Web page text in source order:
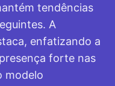
tendências
A
enfatizando a
forte nas
modelo